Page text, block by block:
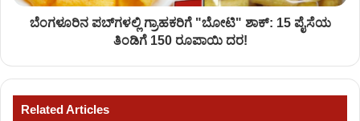
ಬೆಂಗಳೂರಿನ ಪಬ್‌ಗಳಲ್ಲಿ ಗ್ರಾಹಕರಿಗೆ "ಬೋಟಿ" ಶಾಕ್: 15 ಪೈಸೆಯ
ತಿಂಡಿಗೆ 150 ರೂಪಾಯಿ ದರ!
Related Articles